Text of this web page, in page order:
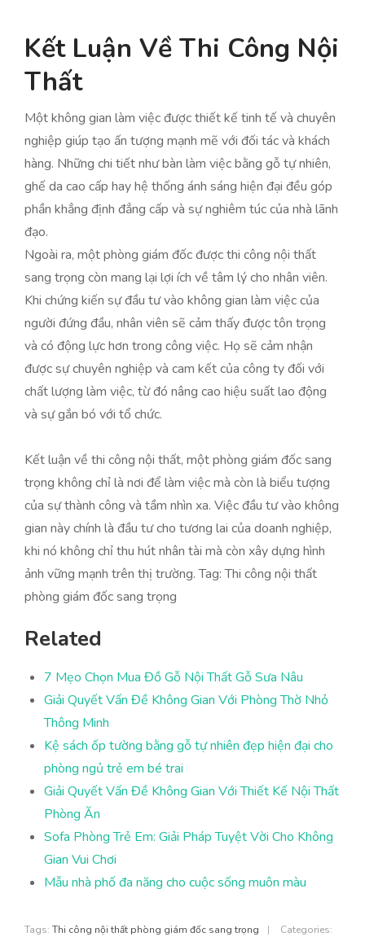
Kết Luận Về Thi Công Nội
Thất
Một không gian làm việc được thiết kế tinh tế và chuyên
nghiệp giúp tạo ấn tượng mạnh mẽ với đối tác và khách
hàng. Những chi tiết như bàn làm việc bằng gỗ tự nhiên,
ghế da cao cấp hay hệ thống ánh sáng hiện đại đều góp
phần khẳng định đẳng cấp và sự nghiêm túc của nhà lãnh
đạo.
Ngoài ra, một phòng giám đốc được thi công nội thất
sang trọng còn mang lại lợi ích về tâm lý cho nhân viên.
Khi chứng kiến sự đầu tư vào không gian làm việc của
người đứng đầu, nhân viên sẽ cảm thấy được tôn trọng
và có động lực hơn trong công việc. Họ sẽ cảm nhận
được sự chuyên nghiệp và cam kết của công ty đối với
chất lượng làm việc, từ đó nâng cao hiệu suất lao động
và sự gắn bó với tổ chức.
Kết luận về thi công nội thất, một phòng giám đốc sang
trọng không chỉ là nơi để làm việc mà còn là biểu tượng
của sự thành công và tầm nhìn xa. Việc đầu tư vào không
gian này chính là đầu tư cho tương lai của doanh nghiệp,
khi nó không chỉ thu hút nhân tài mà còn xây dựng hình
ảnh vững mạnh trên thị trường. Tag: Thi công nội thất
phòng giám đốc sang trọng
Related
7 Mẹo Chọn Mua Đồ Gỗ Nội Thất Gỗ Sưa Nâu
Giải Quyết Vấn Đề Không Gian Với Phòng Thờ Nhỏ
Thông Minh
Kệ sách ốp tường bằng gỗ tự nhiên đẹp hiện đại cho
phòng ngủ trẻ em bé trai
Giải Quyết Vấn Đề Không Gian Với Thiết Kế Nội Thất
Phòng Ăn
Sofa Phòng Trẻ Em: Giải Pháp Tuyệt Vời Cho Không
Gian Vui Chơi
Mẫu nhà phố đa năng cho cuộc sống muôn màu
Tags: Thi công nội thất phòng giám đốc sang trọng |
Categories: